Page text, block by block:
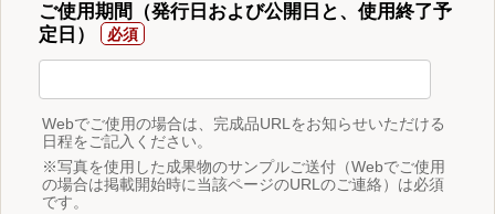
ご使用期間（発行日および公開日と、使用終了予
定日）
Webでご使用の場合は、完成品URLをお知らせいただける
日程をご記入ください。
※写真を使用した成果物のサンプルご送付（Webでご使用
の場合は掲載開始時に当該ページのURLのご連絡）は必須
です。